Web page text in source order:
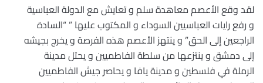
لقد وقع الأعصم معاهدة سلم و تعايش مع الدولة العباسية
و رفع رايات العباسيين السوداء و المكتوب عليها ” “السادة
الراجعين إلى الحق” و ينتهز الأعصم هذه الفرصة و يخرج بجيشه
إلى دمشق و ينتزعها من سلطة الفاطميين و يحتل مدينة
الرملة في فلسطين و مدينة يافا و يحاصر جيش الفاطميين